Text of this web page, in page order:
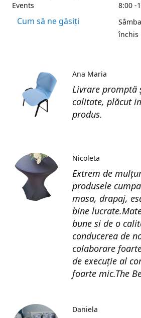
Events
Cum să ne găsiți
8:00 -
închis
Livrare promptă
calitate, plăcut
produs.
Ana Maria
Extrem de
produsele
masa, drapaj,
bine
bune si de o
conducerea de
colaborare
de execuție al
foarte mic.The
Nicoleta
Daniela